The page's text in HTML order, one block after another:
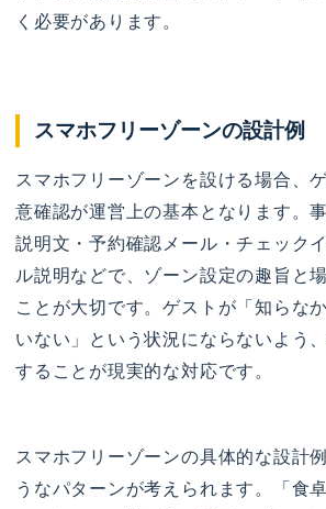
く必要があります。
スマホフリーゾーンの設計例
スマホフリーゾーンを設ける場合、
意確認が運営上の基本となります。
説明文・予約確認メール・チェック
ル説明などで、ゾーン設定の趣旨と
ことが大切です。ゲストが「知らな
いない」という状況にならないよう
することが現実的な対応です。
スマホフリーゾーンの具体的な設計
うなパターンが考えられます。「食